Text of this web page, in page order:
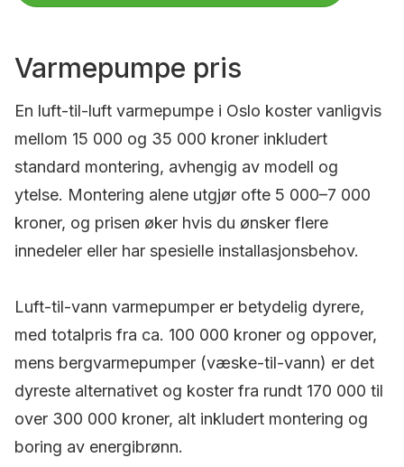
Varmepumpe pris
En luft-til-luft varmepumpe i Oslo koster vanligvis
mellom 15 000 og 35 000 kroner inkludert
standard montering, avhengig av modell og
ytelse. Montering alene utgjør ofte 5 000–7 000
kroner, og prisen øker hvis du ønsker flere
innedeler eller har spesielle installasjonsbehov.
Luft-til-vann varmepumper er betydelig dyrere,
med totalpris fra ca. 100 000 kroner og oppover,
mens bergvarmepumper (væske-til-vann) er det
dyreste alternativet og koster fra rundt 170 000 til
over 300 000 kroner, alt inkludert montering og
boring av energibrønn.